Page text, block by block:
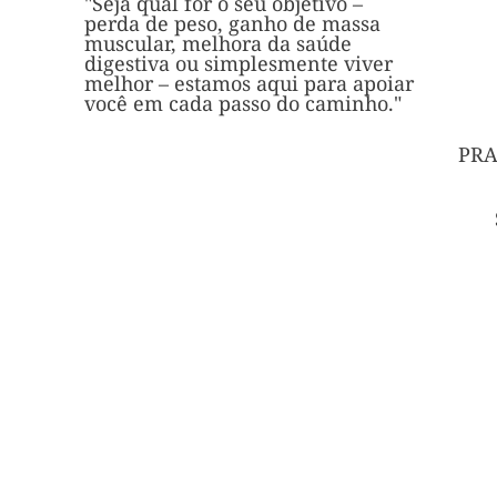
perda de peso, ganho de massa
muscular, melhora da saúde
digestiva ou simplesmente viver
melhor – estamos aqui para apoiar
você em cada passo do caminho."